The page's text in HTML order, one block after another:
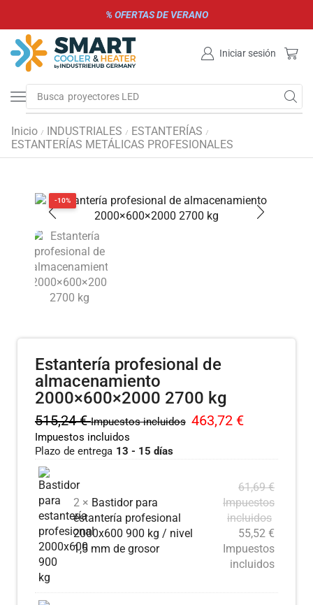
% OFERTAS DE VERANO
Iniciar sesión
Busca parrillas de gas y carbón
Inicio / INDUSTRIALES / ESTANTERÍAS /
ESTANTERÍAS METÁLICAS PROFESIONALES
-10%
Estantería profesional de
almacenamiento
2000×600×2000 2700 kg
515,24€ Impuestos incluidos 463,72 €
Impuestos incluidos
Plazo de entrega 13 - 15 días
2 × Bastidor para
estantería profesional
2000x600 900 kg / nivel
1,5 mm de grosor
61,69€
Impuestos
incluidos
55,52 €
Impuestos
incluidos